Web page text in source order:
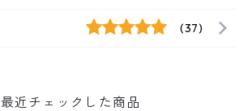
(37)
最近チェックした商品